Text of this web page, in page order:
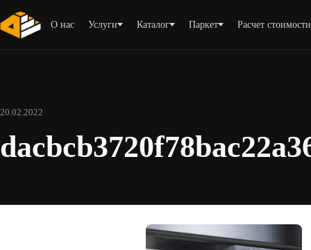
О нас Услуги Каталог Паркет Расчет стоимости
20.02.2022